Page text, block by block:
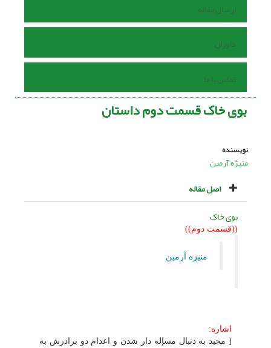
ارسال مقاله
داوران
تماس با ما
بوى خاک قسمت دوم داستان
نویسنده
منیژه آرمین
اصل مقاله
بوى خاک
((قسمت دوم))
منیژه آرمین
اشاره:
[ مجید به دنبال مسإله دار شدن و اعدام دو برادرش به